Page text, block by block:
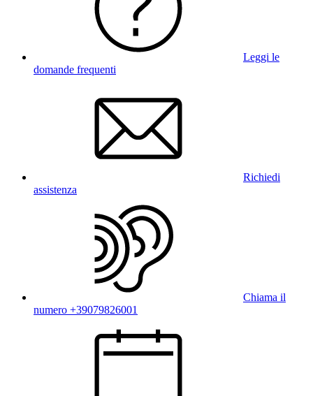
Leggi le
domande frequenti
Richiedi
assistenza
Chiama il
numero +39079826001